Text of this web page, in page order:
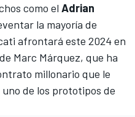
como el Adrian
la mayoría de
afrontará este 2024 en
Marc Márquez, que ha
millonario que le
de los prototipos de